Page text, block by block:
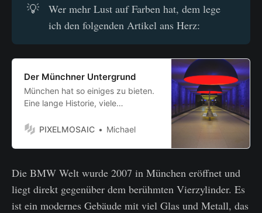
💡
Wer mehr Lust auf Farben hat, dem lege
ich den folgenden Artikel ans Herz:
Der Münchner Untergrund
München hat so einiges zu bieten.
Eine lange Historie, viele
allerhand Architekturjuwelen der
Kontraste, die München
Kultur sowie der Hochtechnologie
kann man in meiner Heimatstadt so
einiges erleben. Jedoch -
PIXELMOSAIC Michael
Die BMW Welt wurde 2007 in München eröffnet und
liegt direkt gegenüber dem berühmten Vierzylinder. Es
ist ein modernes Gebäude mit viel Glas und Metall, das